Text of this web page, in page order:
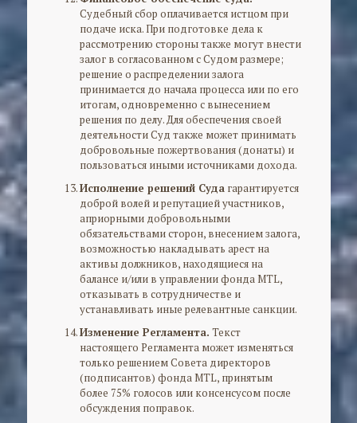
Судебный сбор оплачивается истцом при
подаче иска. При подготовке дела к
рассмотрению стороны также могут внести
залог в согласованном с Судом размере;
решение о распределении залога
принимается до начала процесса или по его
итогам, одновременно с вынесением
решения по делу. Для обеспечения своей
деятельности Суд также может принимать
добровольные пожертвования (донаты) и
пользоваться иными источниками дохода.
Исполнение решений Судагарантируется
доброй волей и репутацией участников,
априорными добровольными
обязательствами сторон, внесением залога,
возможностью накладывать арест на
активы должников, находящиеся на
балансе и/или в управлении фонда MTL,
отказывать в сотрудничестве и
устанавливать иные релевантные санкции.
Изменение Регламента. Текст
настоящего Регламента может изменяться
только решением Совета директоров
(подписантов) фонда MTL, принятым
более 75% голосов или консенсусом после
обсуждения поправок.